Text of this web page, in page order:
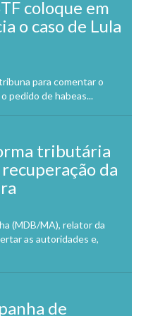
coloque em
o caso de Lula
para comentar o
pedido de habeas...
tributária
da
(MDB/MA), relator da
as autoridades e,
de